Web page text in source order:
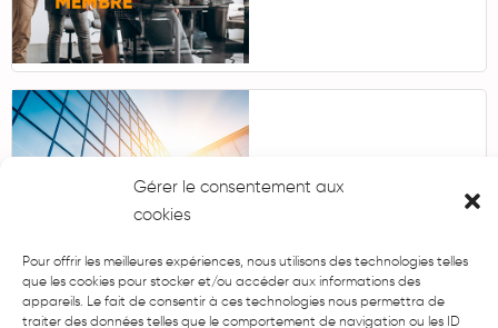
Gérer le consentement aux
cookies
Pour offrir les meilleures expériences, nous utilisons des technologies telles
que les cookies pour stocker et/ou accéder aux informations des
appareils. Le fait de consentir à ces technologies nous permettra de
traiter des données telles que le comportement de navigation ou les ID
Inscription